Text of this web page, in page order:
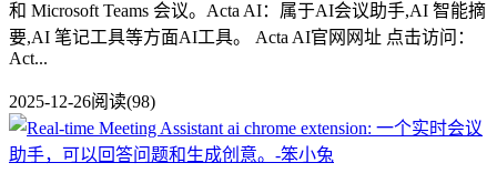
和 Microsoft Teams 会议。Acta AI：属于AI会议助手,AI 智能摘
要,AI 笔记工具等方面AI工具。 Acta AI官网网址 点击访问：
Act...
2025-12-26阅读(98)